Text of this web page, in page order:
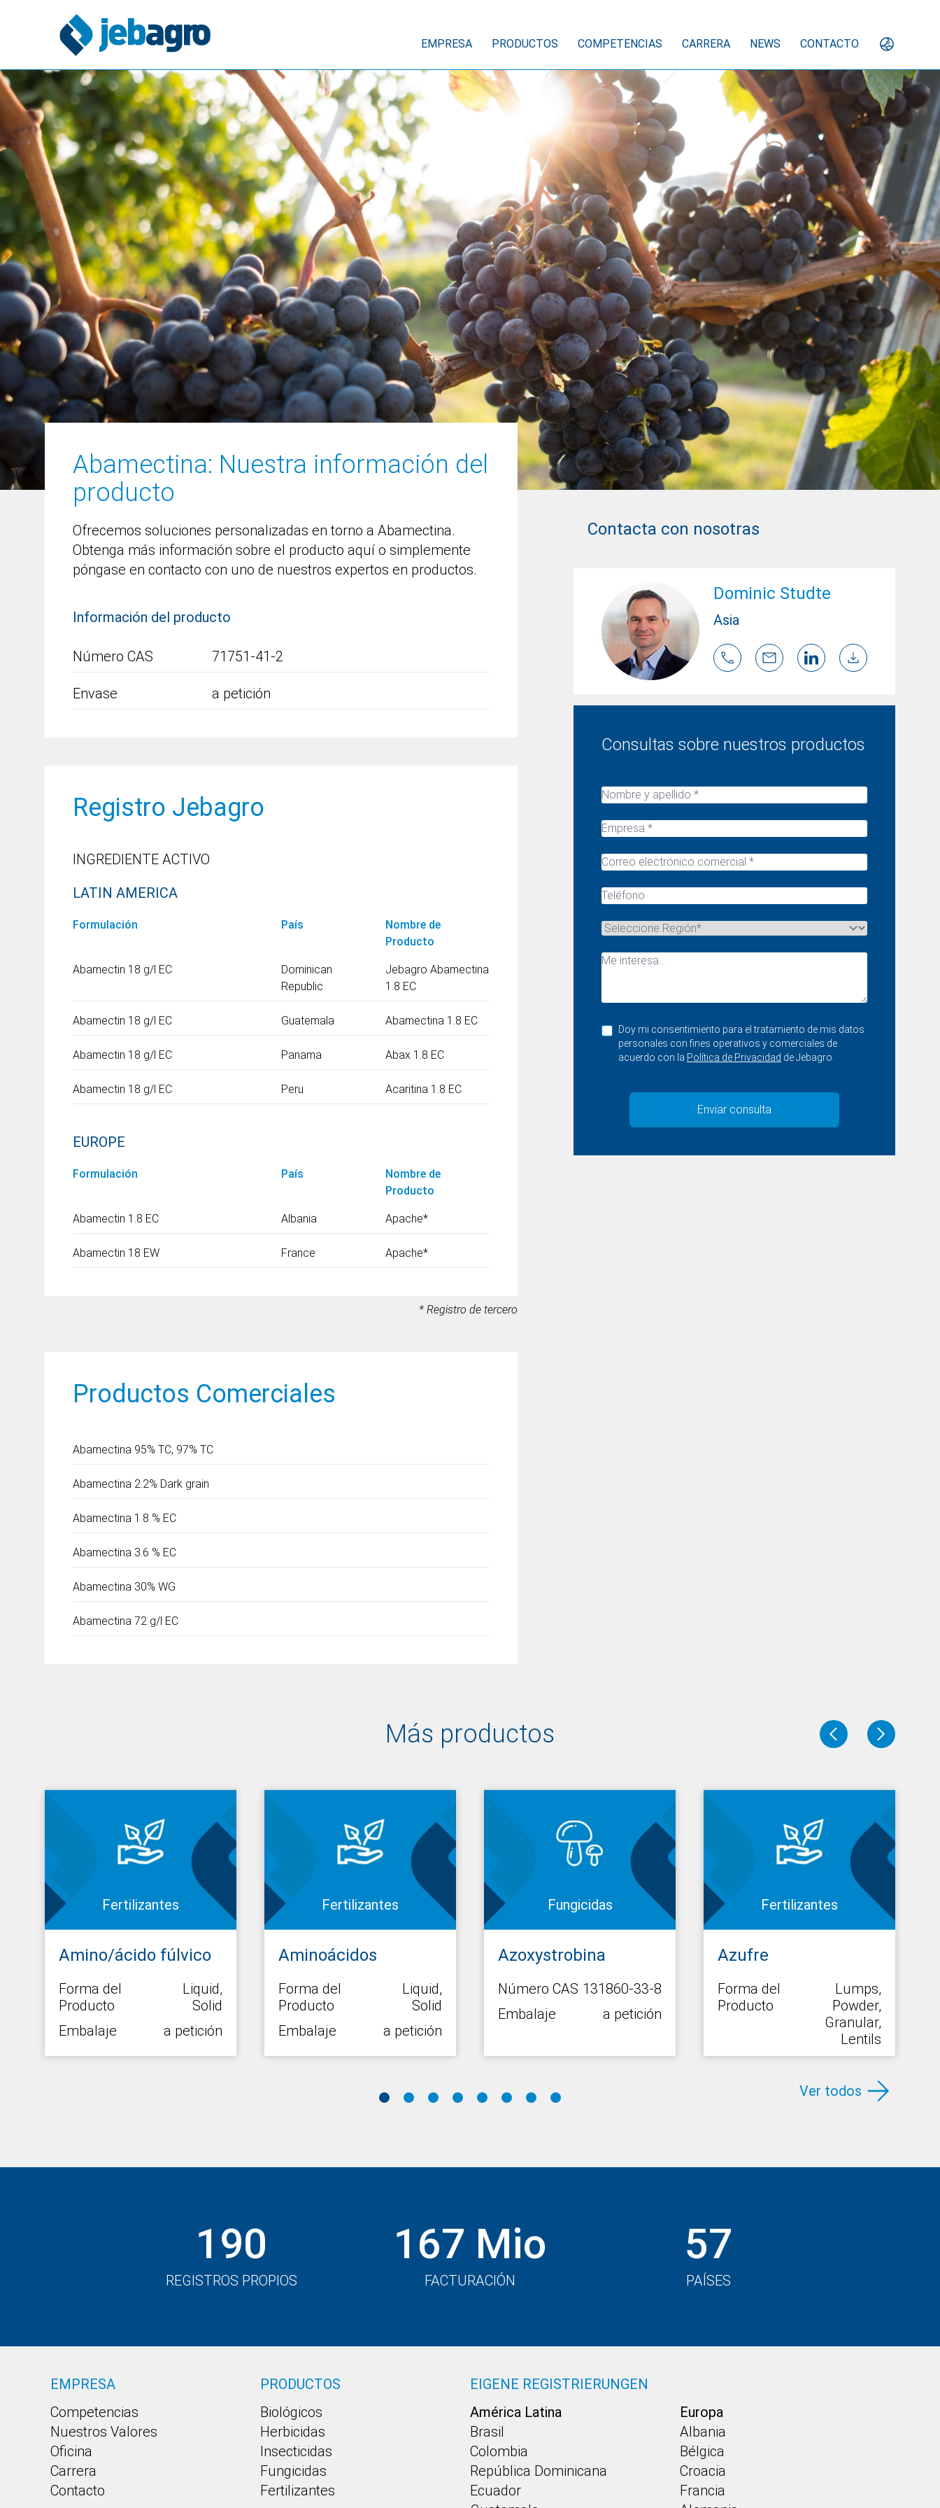
EMPRESA PRODUCTOS COMPETENCIAS CARRERA NEWS CONTACTO
Abamectina: Nuestra información del
producto
Ofrecemos soluciones personalizadas en torno a Abamectina.
Obtenga más información sobre el producto aquí o simplemente
póngase en contacto con uno de nuestros expertos en productos.
Información del producto
Número CAS 71751-41-2
Envase a petición
Registro Jebagro
INGREDIENTE ACTIVO
LATIN AMERICA
Formulación País
Nombre de
Producto
Abamectin 18 g/l EC
Dominican
Republic
Jebagro Abamectina
1.8 EC
Abamectin 18 g/l EC Guatemala Abamectina 1.8 EC
Abamectin 18 g/l EC Panama Abax 1.8 EC
Abamectin 18 g/l EC Peru Acaritina 1.8 EC
EUROPE
Formulación País
Nombre de
Producto
Abamectin 1.8 EC Albania Apache*
Abamectin 18 EW France Apache*
* Registro de tercero
Productos Comerciales
Abamectina 95% TC, 97% TC
Abamectina 2.2% Dark grain
Abamectina 1.8 % EC
Abamectina 3.6 % EC
Abamectina 30% WG
Abamectina 72 g/l EC
Contacta con nosotras
Africa, Argentina, Uruguay
Dominic Studte
Asia
Consultas sobre nuestros productos
Doy mi consentimiento para el tratamiento de mis datos
personales con fines operativos y comerciales de
acuerdo con la Política de Privacidad de Jebagro.
Enviar consulta
Más productos
Fertilizantes
Amino/ácido fúlvico
Forma del
Producto
Liquid,
Solid
Embalaje
a petición
Fertilizantes
Aminoácidos
Forma del
Producto
Liquid,
Solid
Embalaje
a petición
Fungicidas
Azoxystrobina
Número CAS 131860-33-8
Embalaje
a petición
Fertilizantes
Azufre
Forma del
Producto
Lumps,
Powder,
Granular,
Lentils
Ver todos
190
REGISTROS PROPIOS
167 Mio
FACTURACIÓN
57
PAÍSES
EMPRESA
Competencias
Nuestros Valores
Oficina
Carrera
Contacto
PRODUCTOS
Biológicos
Herbicidas
Insecticidas
Fungicidas
Fertilizantes
EIGENE REGISTRIERUNGEN
América Latina
Brasil
Colombia
República Dominicana
Ecuador
Europa
Albania
Bélgica
Croacia
Francia